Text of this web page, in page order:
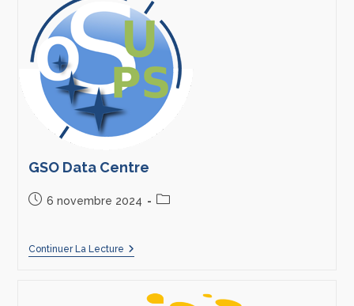
GSO Data Centre
6 novembre 2024
Continuer La Lecture